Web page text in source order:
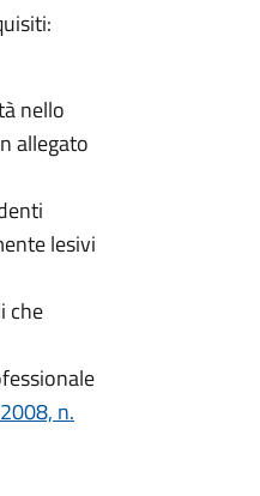
nello
allegato
lesivi
che
n.